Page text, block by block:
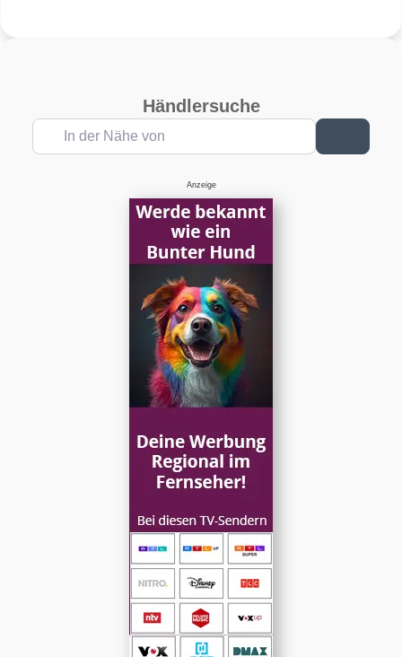
Händlersuche
In der Nähe von
Anzeige